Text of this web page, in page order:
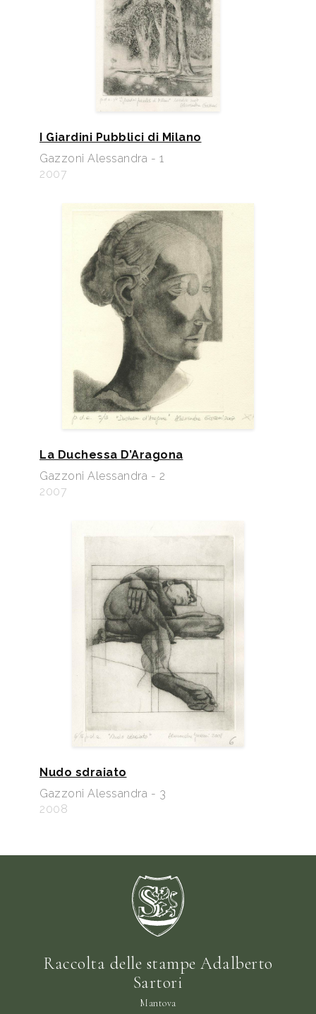
I Giardini Pubblici di Milano
Gazzoni Alessandra - 1
2007
La Duchessa D’Aragona
Gazzoni Alessandra - 2
2007
Nudo sdraiato
Gazzoni Alessandra - 3
2008
Raccolta delle stampe Adalberto
Sartori
Mantova